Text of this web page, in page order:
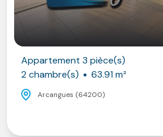
3 pièce(s)
63.91 m²
Arcangues (64200)